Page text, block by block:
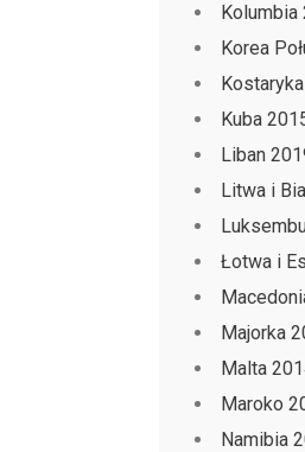
Kolumbia
Korea
Kuba
Liban
Litwa i
Łotwa i
Majorka
Malta
Maroko
Namibia